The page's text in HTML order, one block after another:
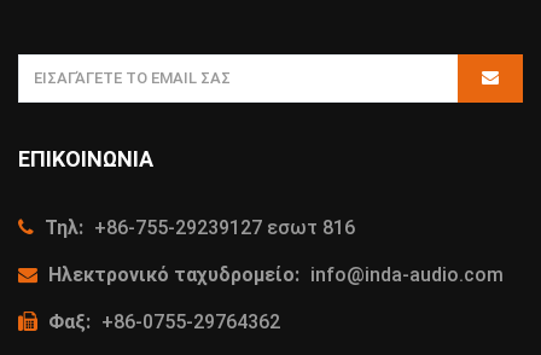
ΕΠΙΚΟΙΝΩΝΊΑ
Τηλ: +86-755-29239127 εσωτ 816
Ηλεκτρονικό ταχυδρομείο: info@inda-audio.com
Φαξ: +86-0755-29764362